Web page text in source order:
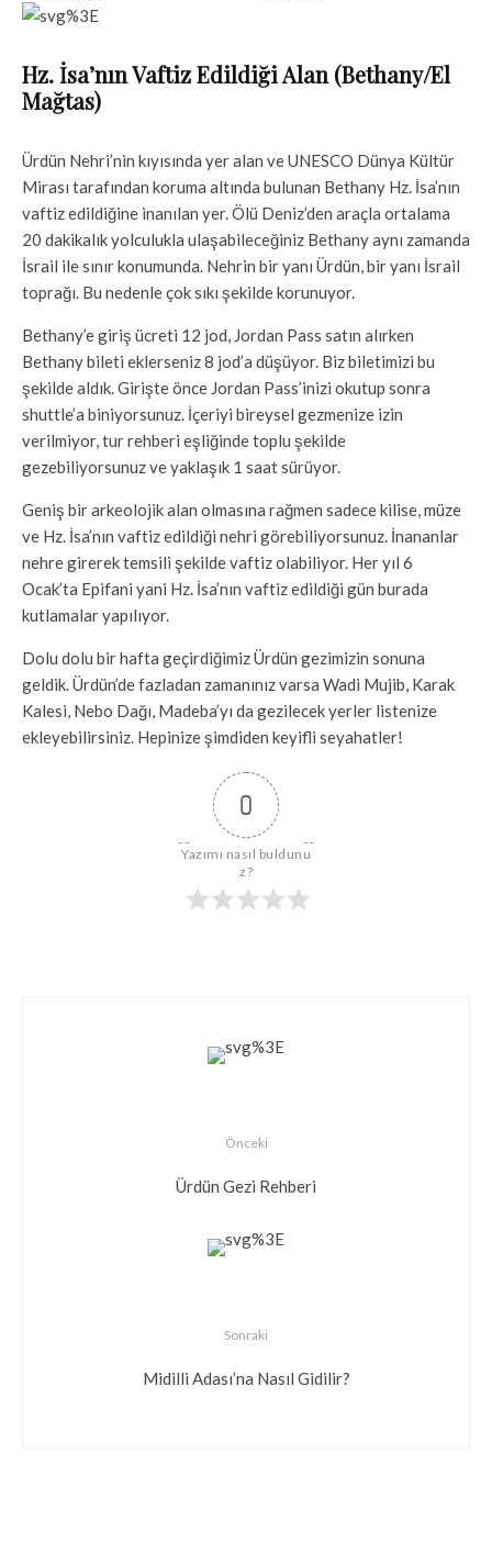
Hz. İsa’nın Vaftiz Edildiği Alan (Bethany/El
Mağtas)
Ürdün Nehri’nin kıyısında yer alan ve UNESCO Dünya Kültür
Mirası tarafından koruma altında bulunan Bethany Hz. İsa’nın
vaftiz edildiğine inanılan yer. Ölü Deniz’den araçla ortalama
20 dakikalık yolculukla ulaşabileceğiniz Bethany aynı zamanda
İsrail ile sınır konumunda. Nehrin bir yanı Ürdün, bir yanı İsrail
toprağı. Bu nedenle çok sıkı şekilde korunuyor.
Bethany’e giriş ücreti 12 jod, Jordan Pass satın alırken
Bethany bileti eklerseniz 8 jod’a düşüyor. Biz biletimizi bu
şekilde aldık. Girişte önce Jordan Pass’inizi okutup sonra
shuttle’a biniyorsunuz. İçeriyi bireysel gezmenize izin
verilmiyor, tur rehberi eşliğinde toplu şekilde
gezebiliyorsunuz ve yaklaşık 1 saat sürüyor.
Geniş bir arkeolojik alan olmasına rağmen sadece kilise, müze
ve Hz. İsa’nın vaftiz edildiği nehri görebiliyorsunuz. İnananlar
nehre girerek temsili şekilde vaftiz olabiliyor. Her yıl 6
Ocak’ta Epifani yani Hz. İsa’nın vaftiz edildiği gün burada
kutlamalar yapılıyor.
Dolu dolu bir hafta geçirdiğimiz Ürdün gezimizin sonuna
geldik. Ürdün’de fazladan zamanınız varsa Wadi Mujib, Karak
Kalesi, Nebo Dağı, Madeba’yı da gezilecek yerler listenize
ekleyebilirsiniz. Hepinize şimdiden keyifli seyahatler!
0
Yazımı nasıl buldunu
z?
Önceki
Ürdün Gezi Rehberi
Sonraki
Midilli Adası’na Nasıl Gidilir?